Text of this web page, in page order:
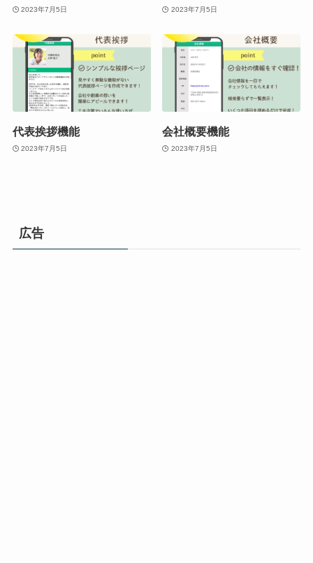
2023年7月5日 2023年7月5日
代表挨拶機能
2023年7月5日
会社概要機能
2023年7月5日
広告